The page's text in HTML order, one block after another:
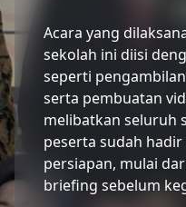
Acara yang
sekolah ini diisi
seperti
serta pembuatan
melibatkan seluruh
peserta sudah
persiapan, mulai
briefing sebelum